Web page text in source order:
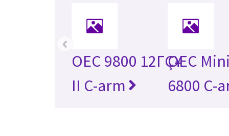
OEC 9800 12ΓÇ¥
II C-arm
OEC
6800 C-
‹